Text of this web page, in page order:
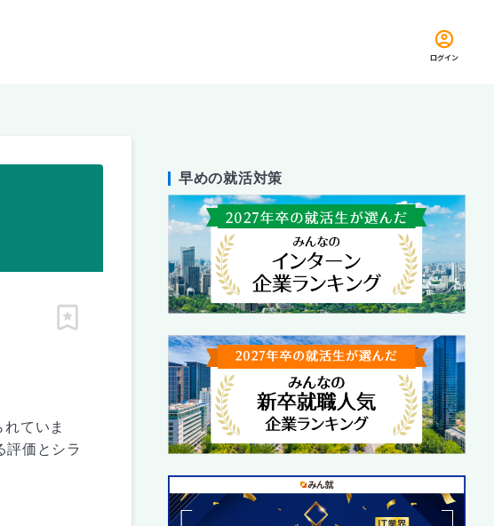
ログイン
ピン留め
ていま
評価とシラ
早めの就活対策